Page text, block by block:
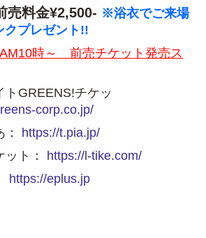
売料金¥2,500- ※浴衣でご来場
クプレゼント!!
時～ 前売チケット発売ス
トGREENS!チケッ
corp.co.jp/
https://t.pia.jp/
ト： https://l-tike.com/
https://eplus.jp